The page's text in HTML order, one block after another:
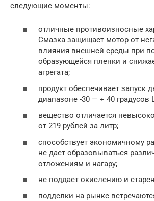
следующие моменты:
отличные противоизносные
Смазка защищает мотор от
влияния внешней среды при
образующейся пленки и
агрегата;
продукт обеспечивает запуск
диапазоне -30 — + 40 градусов
вещество отличается
от 219 рублей за литр;
способствует экономичному
не дает образовываться
отложениям и нагару;
не поддает окислению и
подделки на рынке